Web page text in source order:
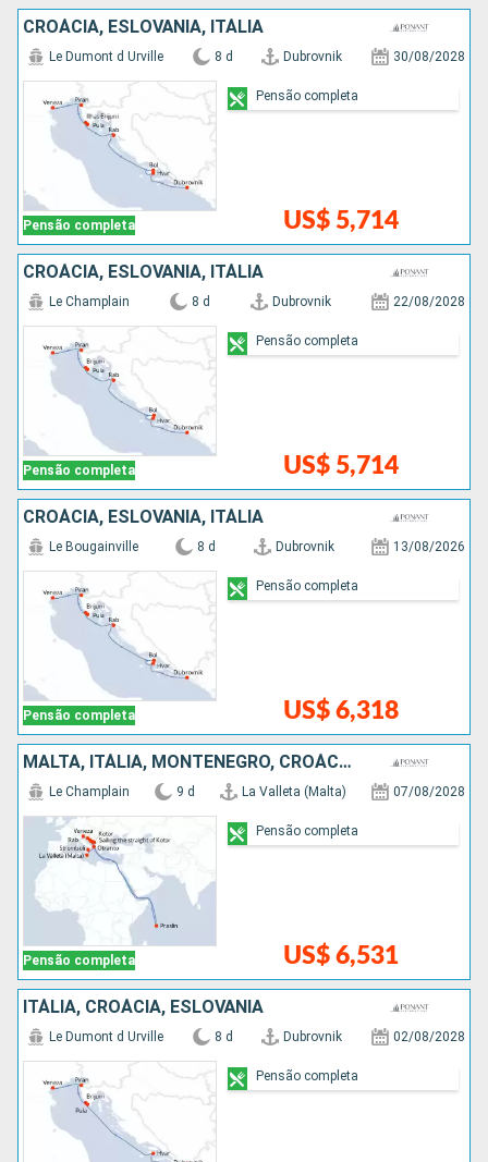
CROÁCIA, ESLOVÃNIA, ITÁLIA
Pensão completa
Le Dumont d Urville 8 d Dubrovnik 30/08/2028
US$ 5,714
Pensão completa
CROÁCIA, ESLOVÃNIA, ITÁLIA
Pensão completa
Le Champlain 8 d Dubrovnik 22/08/2028
US$ 5,714
Pensão completa
CROÁCIA, ESLOVÃNIA, ITÁLIA
Pensão completa
Le Bougainville 8 d Dubrovnik 13/08/2026
US$ 6,318
Pensão completa
MALTA, ITÁLIA, MONTENEGRO, CROÁCIA, SEYCHELLES
Pensão completa
Le Champlain 9 d La Valleta (Malta) 07/08/2028
US$ 6,531
Pensão completa
ITÁLIA, CROÁCIA, ESLOVÃNIA
Le Dumont d Urville 8 d Dubrovnik 02/08/2028
Pensão completa